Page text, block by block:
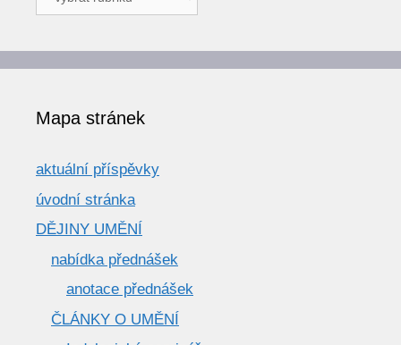
a
Mapa stránek
aktuální příspěvky
úvodní stránka
DĚJINY UMĚNÍ
nabídka přednášek
anotace přednášek
ČLÁNKY O UMĚNÍ